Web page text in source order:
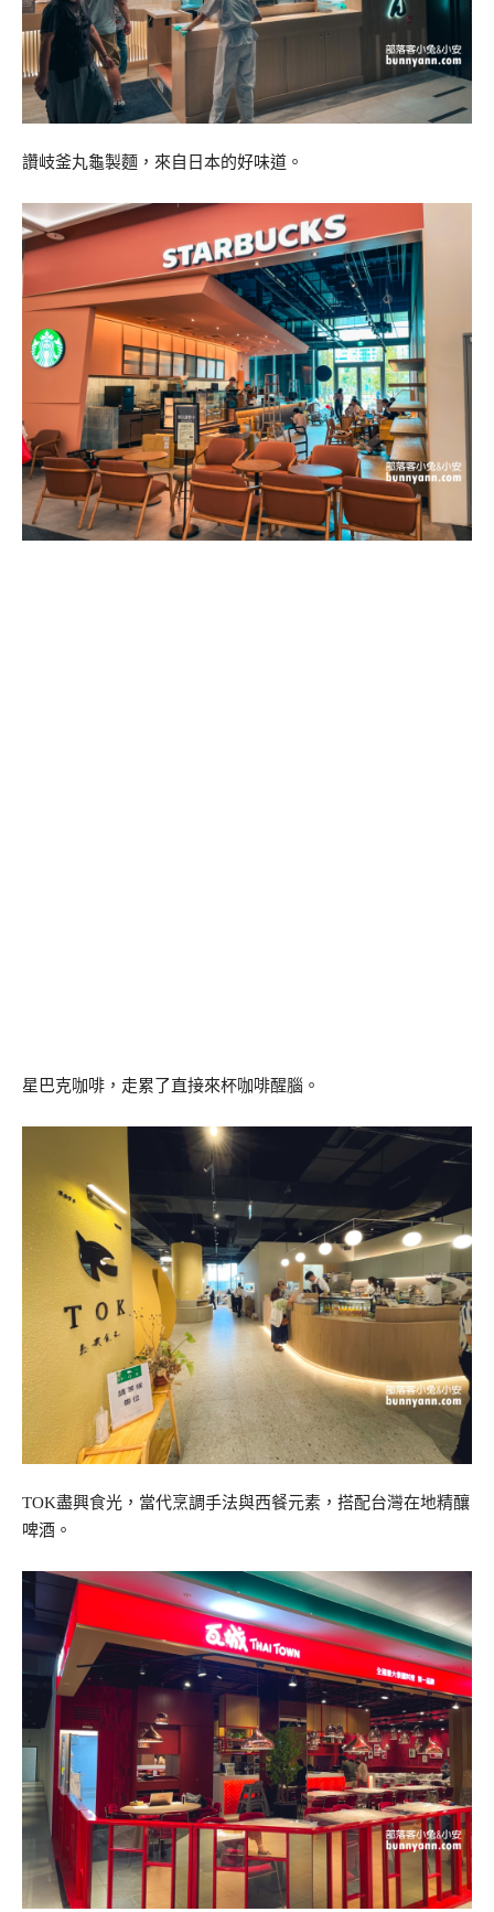
讚岐釜丸龜製麵，來自日本的好味道。
星巴克咖啡，走累了直接來杯咖啡醒腦。
TOK盡興食光，當代烹調手法與西餐元素，搭配台灣在地精釀
啤酒。